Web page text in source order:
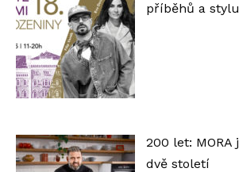
příběhů a
200 let:
dvě století